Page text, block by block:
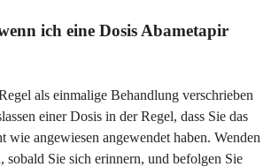
ich eine Dosis Abametapir
als einmalige Behandlung verschrieben
einer Dosis in der Regel, dass Sie das
wie angewiesen angewendet haben. Wenden
sobald Sie sich erinnern, und befolgen Sie